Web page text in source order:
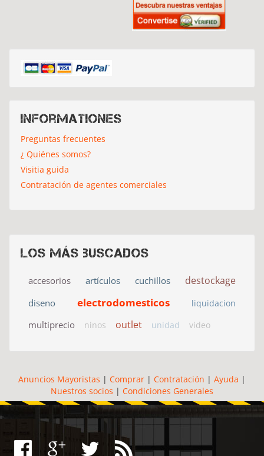
Informationes
Preguntas frecuentes
¿ Quiénes somos?
Visitia guida
Contratación de agentes comerciales
Los más buscados
accesorios artículos cuchillos destockage
diseno electrodomesticos liquidacion
multiprecio ninos outlet unidad video
Anuncios Mayoristas | Comprar | Contratación | Ayuda |
Nuestros socios | Condiciones Generales